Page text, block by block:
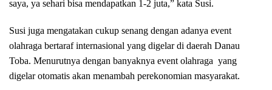
saya, ya sehari bisa mendapatkan 1-2 juta,” kata Susi.
Susi juga mengatakan cukup senang dengan adanya event
olahraga bertaraf internasional yang digelar di daerah Danau
Toba. Menurutnya dengan banyaknya event olahraga yang
digelar otomatis akan menambah perekonomian masyarakat.